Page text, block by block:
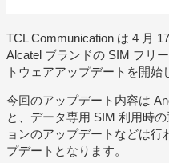
TCL Communication は 4 月
Alcatel ブランドの SIM フリ
トウェアアップデートを開始
今回のアップデート内容は
と、データ専用 SIM 利用時
ョンのアップデートなどは行
プデートとなります。